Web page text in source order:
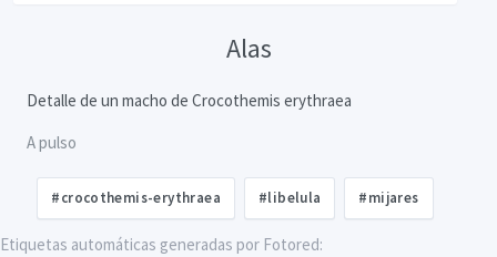
Alas
Detalle de un macho de Crocothemis erythraea
A pulso
#crocothemis-erythraea #libelula #mijares
Etiquetas automáticas generadas por Fotored: